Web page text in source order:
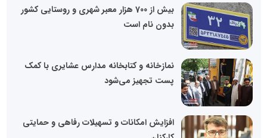
بیش از 700 هزار معبر شهری و روستایی کشور
بدون نام است
نمازخانه و کتابخانه مدارس عشایری با کمک
پست تجهیز می‌شود
افزایش امکانات و تسهیلات رفاهی و حمایتی